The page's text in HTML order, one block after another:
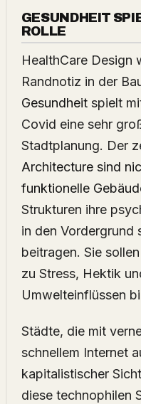
GESUNDHEIT
OLLE
HealthCare Design
Randnotiz in der
Gesundheitspielt
Covid eine sehr
Stadtplanung. Der
Architecture sind
funktionelle
Strukturen ihre
in den Vordergrund
beitragen. Sie
zu Stress, Hektik
Umwelteinflüssen
Städte, die mit
schnellem Internet
kapitalistischer
diese technophilen